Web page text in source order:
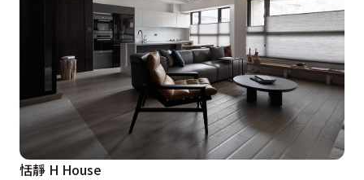
恬靜 H House